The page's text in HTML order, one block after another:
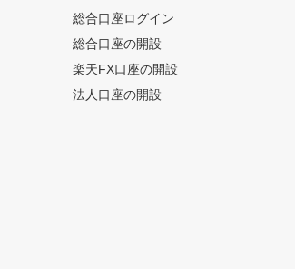
総合口座ログイン
総合口座の開設
楽天FX口座の開設
法人口座の開設